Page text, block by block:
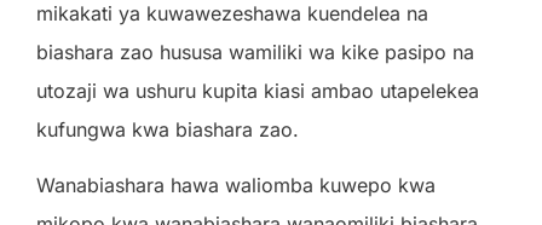
mikakati ya kuwawezeshawa kuendelea na
biashara zao hususa wamiliki wa kike pasipo na
utozaji wa ushuru kupita kiasi ambao utapelekea
kufungwa kwa biashara zao.
Wanabiashara hawa waliomba kuwepo kwa